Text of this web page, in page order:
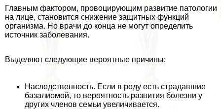
Главным фактором, провоцирующим развитие патологии
на лице, становится снижение защитных функций
организма. Но врачи до конца не могут определить
источник заболевания.
Выделяют следующие вероятные причины:
Наследственность. Если в роду есть страдавшие
базалиомой, то вероятность развития болезни у
других члeнов семьи увеличивается.